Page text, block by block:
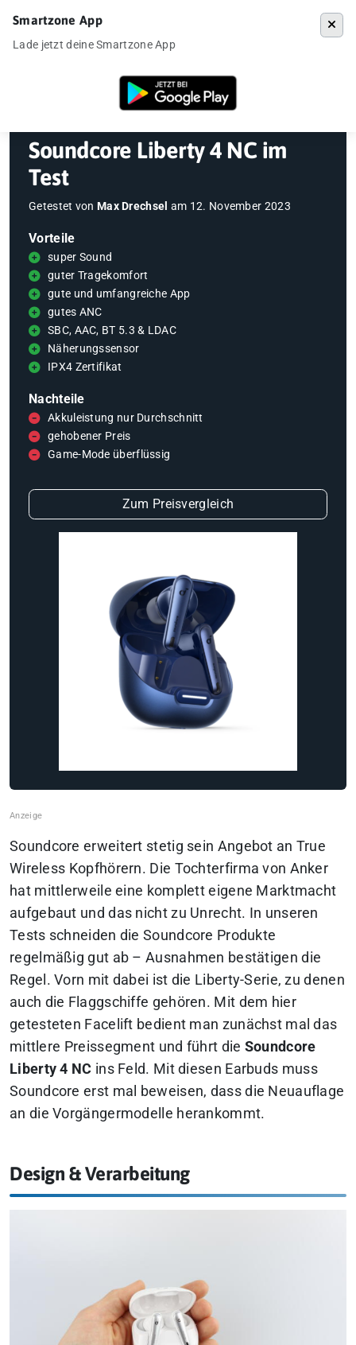
»Kopfhörer»Soundcore Liberty 4 NC im Test
Soundcore Liberty 4 NC im
Test
Getestet von Max Drechsel am 12. November 2023
Vorteile
super Sound
guter Tragekomfort
gute und umfangreiche App
gutes ANC
SBC, AAC, BT 5.3 & LDAC
Näherungssensor
IPX4 Zertifikat
Nachteile
Akkuleistung nur Durchschnitt
gehobener Preis
Game-Mode überflüssig
Zum Preisvergleich
Soundcore erweitert stetig sein Angebot an True
Wireless Kopfhörern. Die Tochterfirma von Anker
hat mittlerweile eine komplett eigene Marktmacht
aufgebaut und das nicht zu Unrecht. In unseren
Tests schneiden die Soundcore Produkte
regelmäßig gut ab – Ausnahmen bestätigen die
Regel. Vorn mit dabei ist die Liberty-Serie, zu denen
auch die Flaggschiffe gehören. Mit dem hier
getesteten Facelift bedient man zunächst mal das
mittlere Preissegment und führt die Soundcore
Liberty 4 NC ins Feld. Mit diesen Earbuds muss
Soundcore erst mal beweisen, dass die Neuauflage
an die Vorgängermodelle herankommt.
Design & Verarbeitung
Smartzone App
Lade jetzt deine Smartzone App